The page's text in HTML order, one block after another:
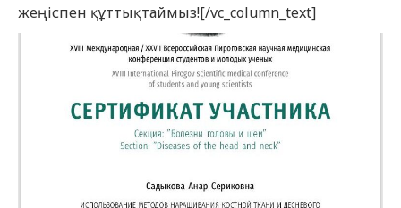
жеңіспен құттықтаймыз![/vc_column_text]